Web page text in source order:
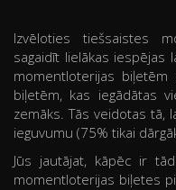
Izvēloties tiešsaistes
sagaidīt lielākas iespējas
momentloterijas
biļetēm, kas iegādātas
zemāks. Tās veidotas tā,
ieguvumu (75% tikai
Jūs jautājat, kāpēc ir
momentloterijas biļetes